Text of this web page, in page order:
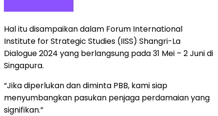
Hal itu disampaikan dalam Forum International
Institute for Strategic Studies (IISS) Shangri-La
Dialogue 2024 yang berlangsung pada 31 Mei – 2 Juni di
Singapura.
“Jika diperlukan dan diminta PBB, kami siap
menyumbangkan pasukan penjaga perdamaian yang
signifikan.”